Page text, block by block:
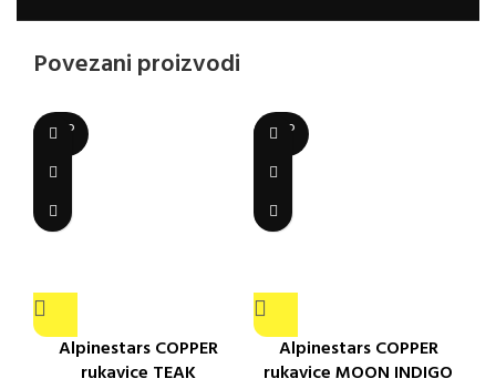
Povezani proizvodi
SOLD
OUT
Alpinestars COPPER
rukavice TEAK
SOLD
OUT
Alpinestars COPPER
rukavice MOON INDIGO